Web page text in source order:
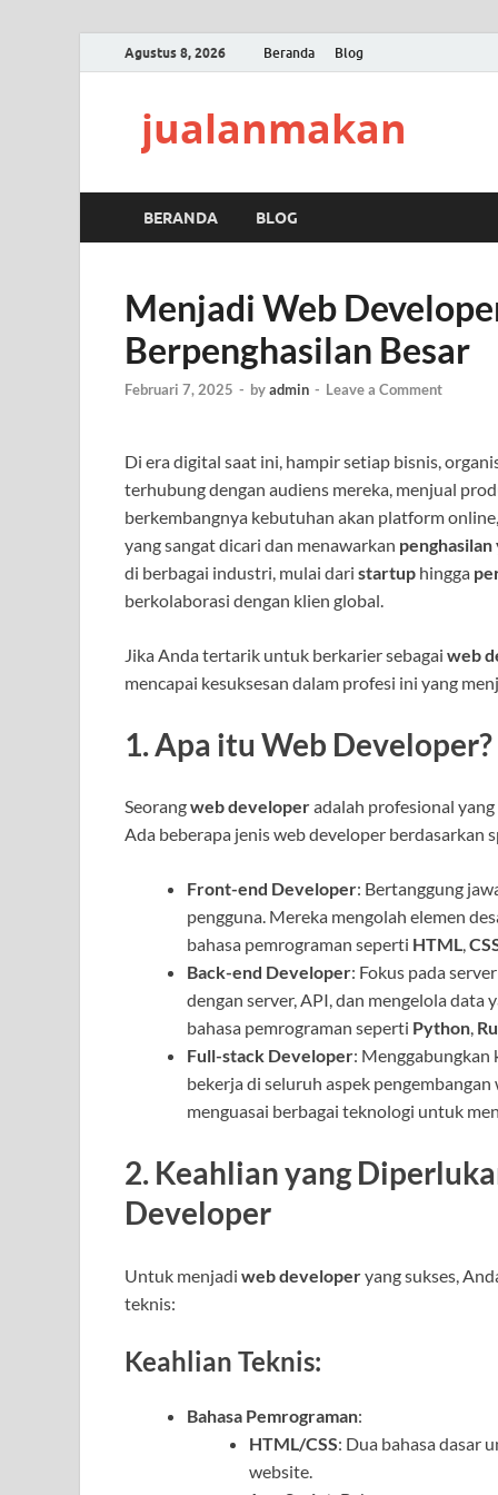
Agustus 8, 2026 Beranda Blog
jualanmakan
BERANDA BLOG
Menjadi Web
Berpenghasilan Besar
Februari 7, 2025 - byadmin - Leave a Comment
Di era digital saat ini, hampir setiap bisnis,
terhubung dengan audiens mereka, menjual
berkembangnya kebutuhan akan platform
yang sangat dicari dan menawarkan penghasilan
di berbagai industri, mulai dari startup hingga
berkolaborasi dengan klien global.
Jika Anda tertarik untuk berkarier sebagai web
mencapai kesuksesan dalam profesi ini yang
1.Apa itu Web Developer?
Seorangweb developeradalah profesional
Ada beberapa jenis web developer berdasarkan
Front-end Developer: Bertanggung
pengguna. Mereka mengolah elemen
bahasa pemrograman seperti HTML,
Back-end Developer: Fokus pada
dengan server, API, dan mengelola data
bahasa pemrograman seperti Python,
Full-stack Developer: Menggabungkan
bekerja di seluruh aspek
menguasai berbagai teknologi untuk
2. Keahlian yang
Developer
Untuk menjadi web developeryang sukses,
teknis:
Keahlian Teknis:
Bahasa Pemrograman:
HTML/CSS: Dua bahasa dasar
website.